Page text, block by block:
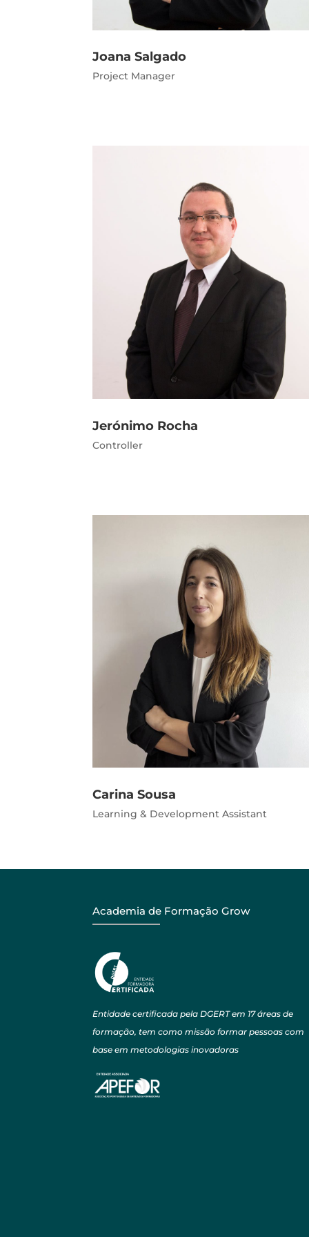
Joana Salgado
Project Manager
Jerónimo Rocha
Controller
Carina Sousa
Learning & Development Assistant
Academia de Formação Grow
Entidade certificada pela DGERT em 17 áreas de
formação, tem como missão formar pessoas com
base em metodologias inovadoras